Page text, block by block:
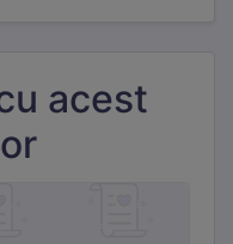
acest
pentru a urmări